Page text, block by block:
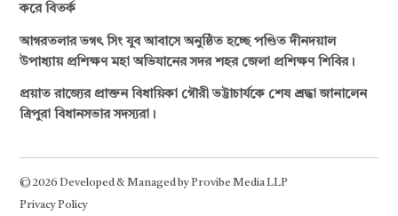
করে বিতর্ক
আগরতলার ভগৎ সিং যুব আবাসে অনুষ্ঠিত হচ্ছে পণ্ডিত দীনদয়াল
উপাধ্যায় প্রশিক্ষণ মহা অভিযানের সদর শহর জেলা প্রশিক্ষণ শিবির।
প্রয়াত রাজ্যের প্রাক্তন বিধায়িকা গৌরী ভট্টাচার্যকে শেষ শ্রদ্ধা জানালেন
ত্রিপুরা বিধানসভার সদস্যরা।
© 2026 Developed & Managed by Provibe Media LLP
Privacy Policy